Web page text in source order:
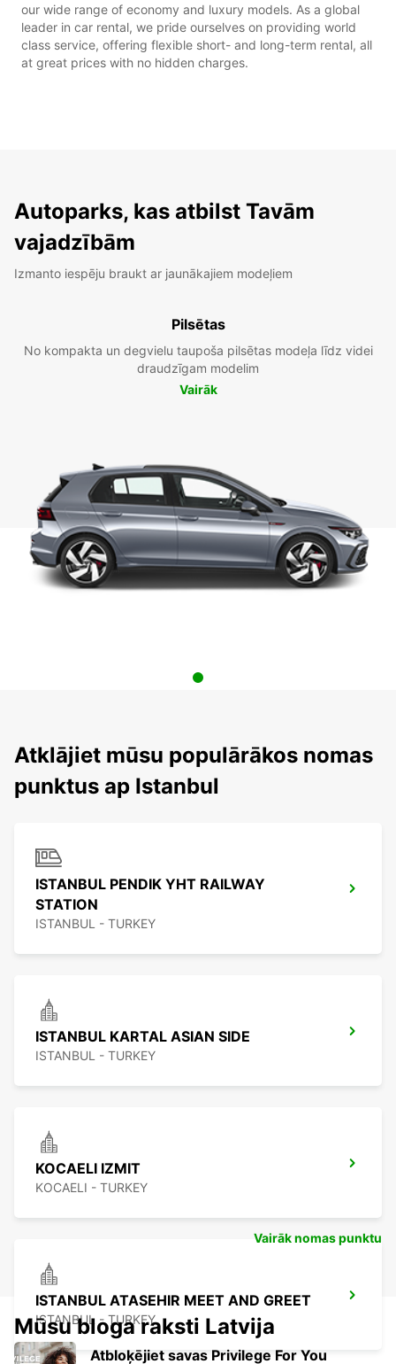
our wide range of economy and luxury models. As a global
leader in car rental, we pride ourselves on providing world
class service, offering flexible short- and long-term rental, all
at great prices with no hidden charges.
Autoparks, kas atbilst Tavām
vajadzībām
Izmanto iespēju braukt ar jaunākajiem modeļiem
Pilsētas
No kompakta un degvielu taupoša pilsētas modeļa līdz videi
draudzīgam modelim
Vairāk
Atklājiet mūsu populārākos nomas
punktus ap Istanbul
ISTANBUL PENDIK YHT RAILWAY
STATION
ISTANBUL - TURKEY
ISTANBUL KARTAL ASIAN SIDE
ISTANBUL - TURKEY
KOCAELI IZMIT
KOCAELI - TURKEY
ISTANBUL ATASEHIR MEET AND GREET
ISTANBUL - TURKEY
Vairāk nomas punktu
Mūsu bloga raksti Latvija
Atbloķējiet savas Privilege For You